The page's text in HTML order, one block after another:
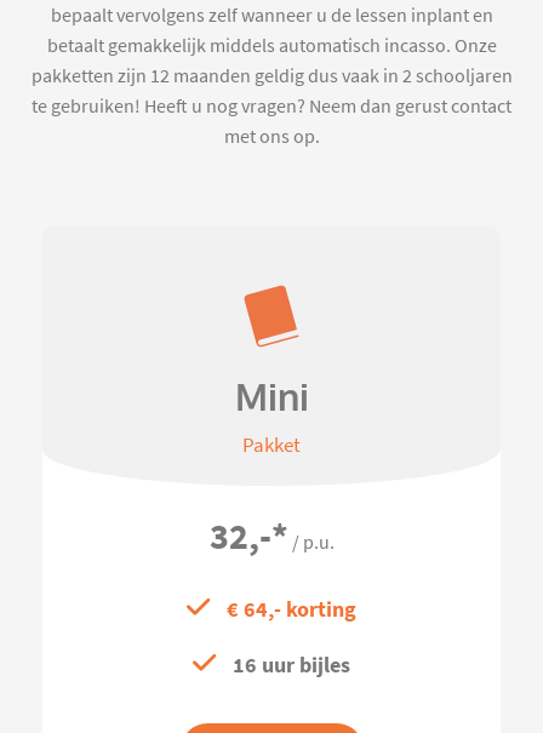
bepaalt vervolgens zelf wanneer u de lessen inplant en
betaalt gemakkelijk middels automatisch incasso. Onze
pakketten zijn 12 maanden geldig dus vaak in 2 schooljaren
te gebruiken! Heeft u nog vragen? Neem dan gerust contact
met ons op.
Mini
Pakket
32,-* / p.u.
€ 64,- korting
16 uur bijles